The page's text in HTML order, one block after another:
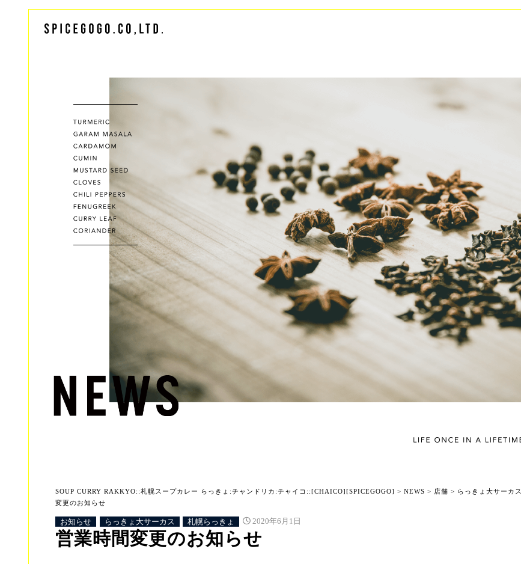
SOUP CURRY RAKKYO::札幌スープカレー らっきょ:チャンドリカ:チャイコ::[CHAICO][SPICEGOGO] > NEWS > 店舗 > らっきょ大サーカス
変更のお知らせ
お知らせ らっきょ大サーカス 札幌らっきょ 2020年6月1日
営業時間変更のお知らせ